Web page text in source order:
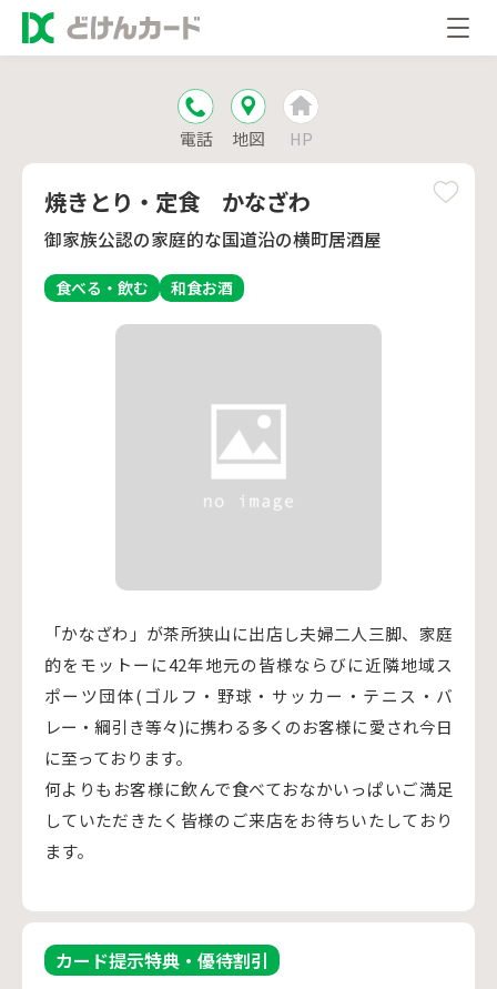
電話 地図 HP
焼きとり・定食 かなざわ
御家族公認の家庭的な国道沿の横町居酒屋
食べる・飲む 和食お酒
「かなざわ」が茶所狭山に出店し夫婦二人三脚、家庭
的をモットーに42年地元の皆様ならびに近隣地域ス
ポーツ団体(ゴルフ・野球・サッカー・テニス・バ
レー・綱引き等々)に携わる多くのお客様に愛され今日
に至っております。
何よりもお客様に飲んで食べておなかいっぱいご満足
していただきたく皆様のご来店をお待ちいたしており
ます。
カード提示特典・優待割引